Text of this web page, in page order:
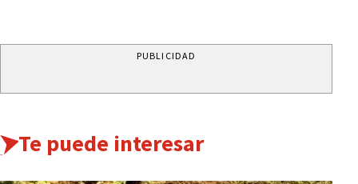
PUBLICIDAD
Te puede interesar